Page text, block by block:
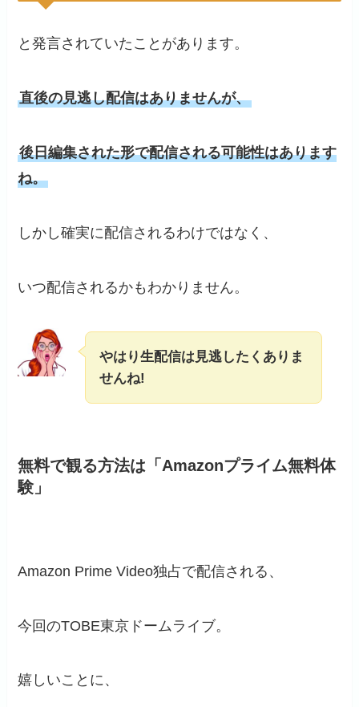
と発言されていたことがあります。
直後の見逃し配信はありませんが、
後日編集された形で配信される可能性はあります
ね。
しかし確実に配信されるわけではなく、
いつ配信されるかもわかりません。
やはり生配信は見逃したくありま
せんね!
無料で観る方法は「Amazonプライム無料体
験」
Amazon Prime Video独占で配信される、
今回のTOBE東京ドームライブ。
嬉しいことに、